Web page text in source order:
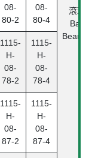
滾珠
Ball
Bearing
08-
80-2
08-
80-4
1115-
H-
08-
78-2
1115-
H-
08-
78-4
1115-
H-
08-
87-2
1115-
H-
08-
87-4